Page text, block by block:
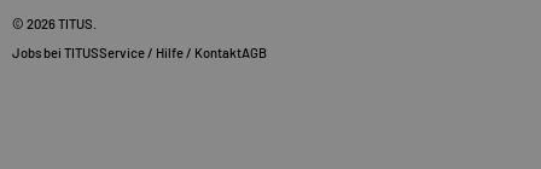
© 2026TITUS
Jobs bei TITUSService / Hilfe / KontaktAGB